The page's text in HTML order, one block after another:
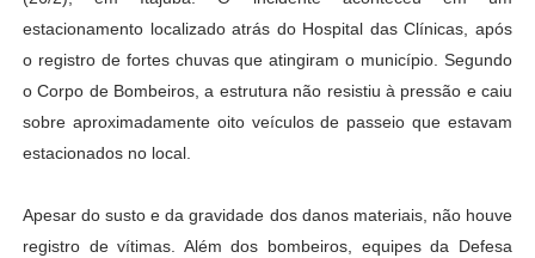
estacionamento localizado atrás do Hospital das Clínicas, após
o registro de fortes chuvas que atingiram o município. Segundo
o Corpo de Bombeiros, a estrutura não resistiu à pressão e caiu
sobre aproximadamente oito veículos de passeio que estavam
estacionados no local.
Apesar do susto e da gravidade dos danos materiais, não houve
registro de vítimas. Além dos bombeiros, equipes da Defesa